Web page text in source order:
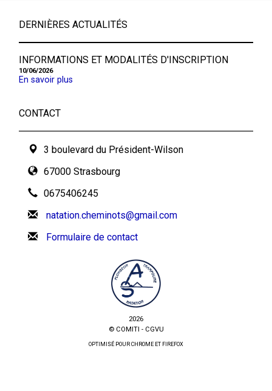
DERNIÈRES ACTUALITÉS
INFORMATIONS ET MODALITÉS D'INSCRIPTION
10/06/2026
En savoir plus
CONTACT
3 boulevard du Président-Wilson
67000 Strasbourg
0675406245
natation.cheminots@gmail.com
Formulaire de contact
2026
© COMITI - CGVU
OPTIMISÉ POUR CHROME ET FIREFOX